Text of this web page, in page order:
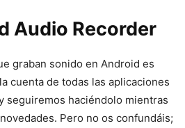
Audio Recorder
graban sonido en Android es
cuenta de todas las aplicaciones
seguiremos haciéndolo mientras
Pero no os confundáis;